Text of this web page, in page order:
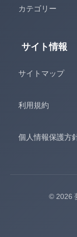
カテゴリー
サイト情報
サイトマップ
利用規約
個人情報保護方
© 2026